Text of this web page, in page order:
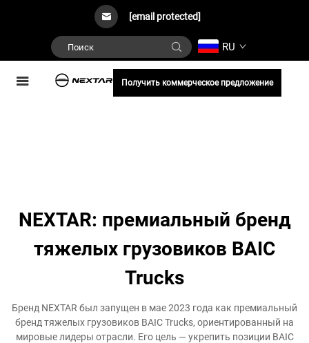
[email protected]
RU
Получить коммерческое предложение
NEXTAR: премиальный бренд
тяжелых грузовиков BAIC
Trucks
Бренд NEXTAR был запущен в мае 2023 года как премиальный
бренд тяжелых грузовиков BAIC Trucks, ориентированный на
мировые лидеры отрасли. Его цель — укрепить позиции BAIC